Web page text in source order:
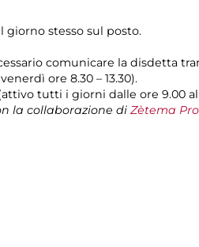
giorno stesso sul posto.
comunicare la disdetta
ore 8.30 – 13.30).
tutti i giorni dalle ore 9.00
la collaborazione di Zètema